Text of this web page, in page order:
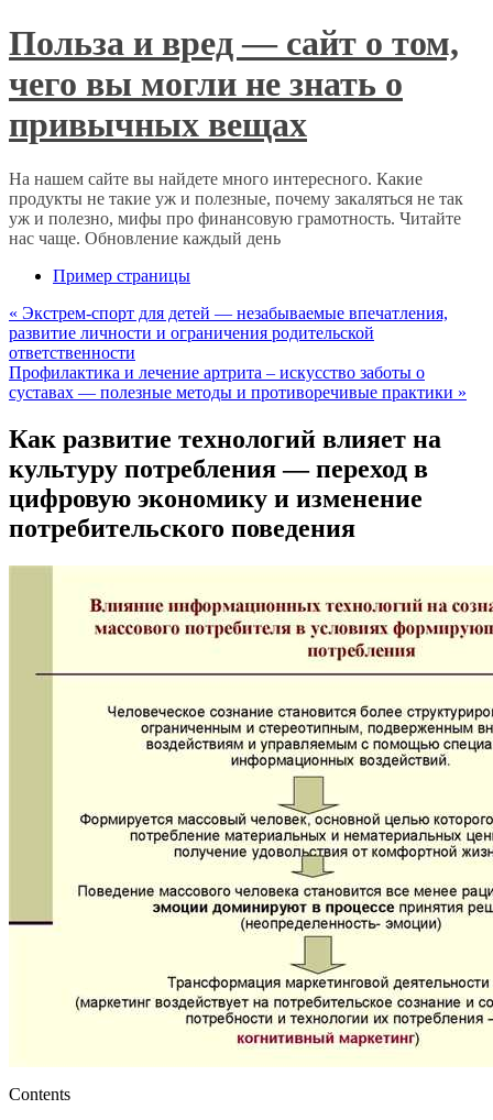
Польза и вред — сайт о том,
чего вы могли не знать о
привычных вещах
На нашем сайте вы найдете много интересного. Какие
продукты не такие уж и полезные, почему закаляться не так
уж и полезно, мифы про финансовую грамотность. Читайте
нас чаще. Обновление каждый день
Пример страницы
« Экстрем-спорт для детей — незабываемые впечатления,
развитие личности и ограничения родительской
ответственности
Профилактика и лечение артрита – искусство заботы о
суставах — полезные методы и противоречивые практики »
Как развитие технологий влияет на
культуру потребления — переход в
цифровую экономику и изменение
потребительского поведения
Contents